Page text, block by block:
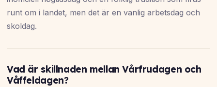
runt om i landet, men det är en vanlig arbetsdag och
skoldag.
Vad är skillnaden mellan Vårfrudagen och
Våffeldagen?